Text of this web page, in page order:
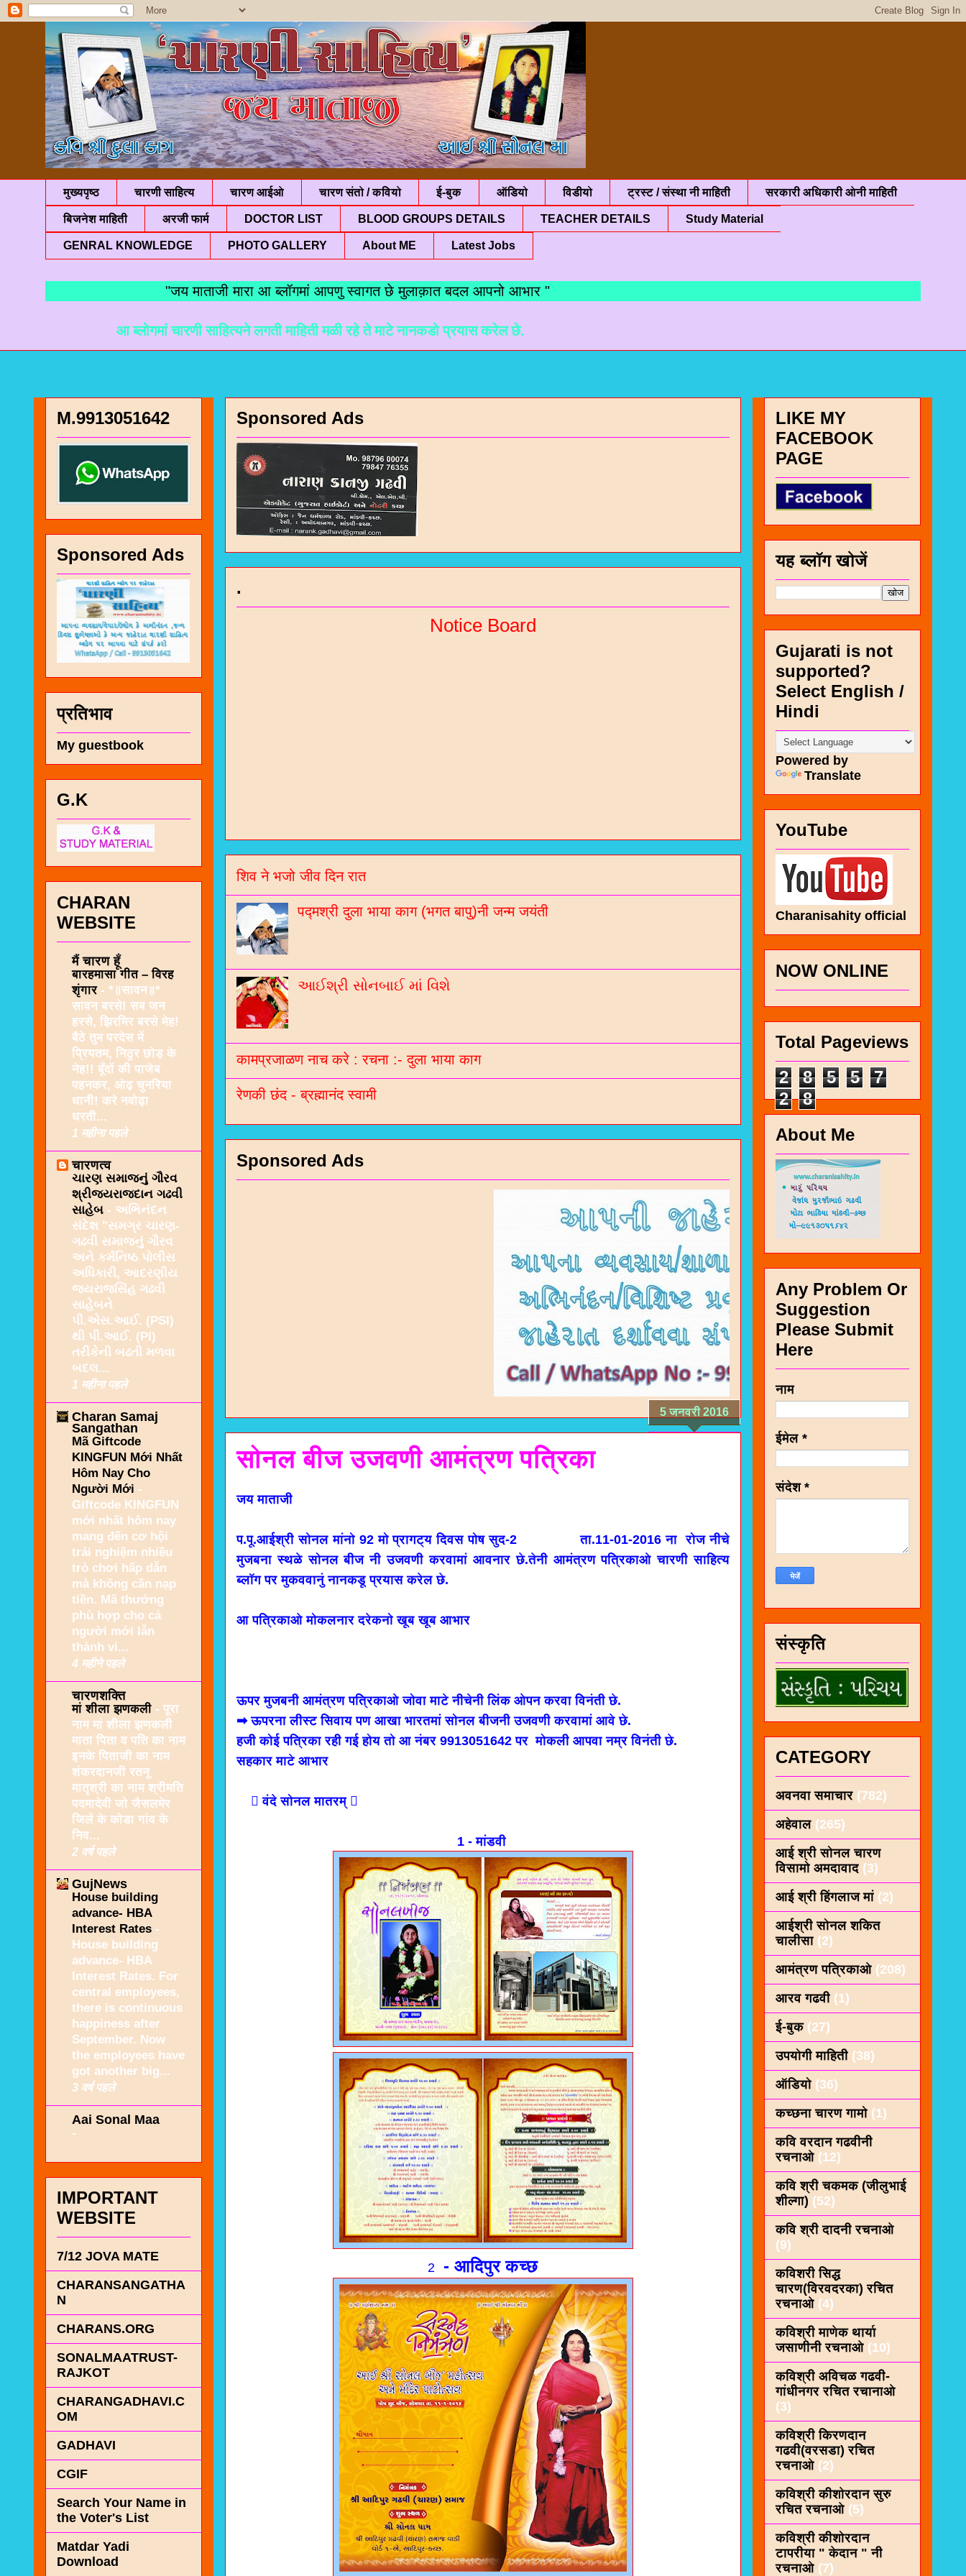
मुख्यपृष्ठ चारणी साहित्य चारण आईओ चारण संतो / कवियो ई-बुक ऑडियो विडीयो ट्रस्ट / संस्था नी माहिती सरकारी अधिकारी ओनी माहिती
बिजनेश माहिती अरजी फार्म DOCTOR LIST BLOOD GROUPS DETAILS TEACHER DETAILS Study Material
GENRAL KNOWLEDGE PHOTO GALLERY About ME Latest Jobs
"जय माताजी मारा आ ब्लॉगमां आपणु स्वागत छे मुलाक़ात बदल आपनो आभार "
आ ब्लोगमां चारणी साहित्यने लगती माहिती मळी रहे ते माटे नानकडो प्रयास करेल छे.
Sponsored Ads
.
Notice Board
जोगीदान गढवी (चडीया) रचित रचनाओ
जनरल नॉलेज / मटीरीयल्स / भरती माहिती माटे
चारणी साहित्य ब्लॉगना अपडेट Whatsaap पर मेळववा माटे आ
शिव ने भजो जीव दिन रात
पद्मश्री दुला भाया काग (भगत बापु)नी जन्म जयंती
આઈશ્રી સોનબાઈ માં વિશે
कामप्रजाळण नाच करे : रचना :- दुला भाया काग
रेणकी छंद - ब्रह्मानंद स्वामी
Sponsored Ads
5 जनवरी 2016
सोनल बीज उजवणी आमंत्रण पत्रिका
जय माताजी
प.पू.आईश्री सोनल मांनो 92 मो प्रागट्य दिवस पोष सुद-2 ता.11-01-2016 ना रोज नीचे
मुजबना स्थळे सोनल बीज नी उजवणी करवामां आवनार छे.तेनी आमंत्रण पत्रिकाओ चारणी साहित्य
ब्लॉग पर मुकववानुं नानकडू प्रयास करेल छे.
आ पत्रिकाओ मोकलनार दरेकनो खूब खूब आभार
ऊपर मुजबनी आमंत्रण पत्रिकाओ जोवा माटे नीचेनी लिंक ओपन करवा विनंती छे.
➡ ऊपरना लीस्ट सिवाय पण आखा भारतमां सोनल बीजनी उजवणी करवामां आवे छे.
हजी कोई पत्रिका रही गई होय तो आ नंबर 9913051642 पर मोकली आपवा नम्र विनंती छे.
सहकार माटे आभार
 वंदे सोनल मातरम् 
1 - मांडवी
2 - आदिपुर कच्छ
M.9913051642
Sponsored Ads
प्रतिभाव
My guestbook
G.K
CHARAN
WEBSITE
मैं चारण हूँ
बारहमासा गीत – विरह
शृंगार - *॥सावन॥*
सावन बरसे! सब जन
हरसे, झिरमिर बरसे मेह!
बैठे तुम परदेस में
प्रियतम, निठुर छोड़ के
नेह!! बूँदों की पाजेब
पहनकर, ओढ़ चुनरिया
धानी! करे नवोढ़ा
धरती...
1 महीना पहले
चारणत्व
ચારણ સમાજનું ગૌરવ
શ્રીજયરાજદાન ગઢવી
સાહેબ - અભિનંદન
સંદેશ "સમગ્ર ચારણ-
ગઢવી સમાજનું ગૌરવ
અને કર્મનિષ્ઠ પોલીસ
અધિકારી, આદરણીય
જયરાજસિંહ ગઢવી
સાહેબને
પી.એસ.આઈ. (PSI)
થી પી.આઈ. (PI)
તરીકેની બઢતી મળવા
બદલ...
1 महीना पहले
Charan Samaj
Sangathan
Mã Giftcode
KINGFUN Mới Nhất
Hôm Nay Cho
Người Mới -
Giftcode KINGFUN
mới nhất hôm nay
mang đến cơ hội
trải nghiệm nhiều
trò chơi hấp dẫn
mà không cần nạp
tiền. Mã thưởng
phù hợp cho cả
người mới lẫn
thành vi...
4 महीने पहले
चारणशक्ति
मां शीला झणकली - पूरा
नाम मां शीला झणकली
माता पिता व पति का नाम
इनके पिताजी का नाम
शंकरदानजी रतनू
मातृश्री का नाम श्रीमति
पदमादेवी जो जैसलमेर
जिलें के कोडा गांव के
निव...
2 वर्ष पहले
GujNews
House building
advance- HBA
Interest Rates -
House building
advance- HBA
Interest Rates. For
central employees,
there is continuous
happiness after
September. Now
the employees have
got another big...
3 वर्ष पहले
Aai Sonal Maa
-
IMPORTANT
WEBSITE
7/12 JOVA MATE
CHARANSANGATHA
N
CHARANS.ORG
SONALMAATRUST-
RAJKOT
CHARANGADHAVI.C
OM
GADHAVI
CGIF
Search Your Name in
the Voter's List
Matdar Yadi
Download
LIKE MY
FACEBOOK
PAGE
यह ब्लॉग खोजें
Gujarati is not
supported?
Select English /
Hindi
Powered by
Translate
YouTube
Charanisahity official
NOW ONLINE
Total Pageviews
2
8 5 5
7
2
8
About Me
Any Problem Or
Suggestion
Please Submit
Here
नाम
ईमेल *
संदेश *
संस्कृति
CATEGORY
अवनवा समाचार (782)
अहेवाल (265)
आई श्री सोनल चारण
विसामो अमदावाद (3)
आई श्री हिंगलाज मां (2)
आईश्री सोनल शकित
चालीसा (2)
आमंत्रण पत्रिकाओ (208)
आरव गढवी (1)
ई-बुक (27)
उपयोगी माहिती (38)
ऑडियो (36)
कच्छना चारण गामो (1)
कवि वरदान गढवीनी
रचनाओ (12)
कवि श्री चकमक (जीलुभाई
शील्गा) (52)
कवि श्री दादनी रचनाओ
(9)
कविशरी सिद्ध
चारण(विरवदरका) रचित
रचनाओ (4)
कविश्री माणेक थार्या
जसाणीनी रचनाओ (10)
कविश्री अविचळ गढवी-
गांधीनगर रचित रचानाओ
(3)
कविश्री किरणदान
गढवी(वरसडा) रचित
रचनाओ (2)
कविश्री कीशाेरदान सुरु
रचित रचनाओ (5)
कविश्री कीशोरदान
टापरीया " केदान " नी
रचनाओ (7)